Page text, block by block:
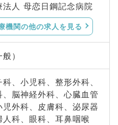
法人 母恋日鋼記念病院
機関の他の求人を見る
）
科、小児科、整形外科、
、脳神経外科、心臓血管
児外科、皮膚科、泌尿器
人科、眼科、耳鼻咽喉